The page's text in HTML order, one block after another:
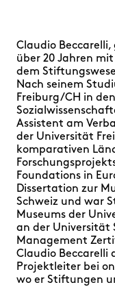
Claudio Beccarelli,
über 20 Jahren
dem
Nach seinem
Freiburg/CH in
Assistent am
der Universität
komparativen
Foundations in
Dissertation zur
Schweiz und war
Museums der
an der Universität
Management
Claudio Beccarelli
Projektleiter bei
wo er Stiftungen